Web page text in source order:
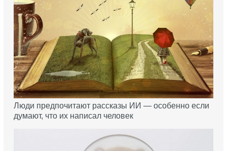
Люди предпочитают рассказы ИИ — особенно если
думают, что их написал человек